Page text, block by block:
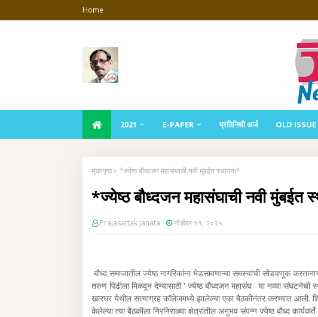
Home
2021 E-PAPER प्रतिनिधी अर्ज OLD ISSUE
मुख्यपृष्ठ *ज्येष्ठ बौध्दजन महासंघाची नवी मुंबईत स्थापना*
*ज्येष्ठ बौध्दजन महासंघाची नवी मुंबईत
Prajasattak Janata नोव्हेंबर ११, २०२५
बौध्द समाजातील ज्येष्ठ नागरिकांना भेडसावणाऱ्या समस्यांची सोडवणूक
तरुण पिढीला मिळवून देण्यासाठी ' ज्येष्ठ बौध्दजन महासंघ ' या नव्या संघटनेची
खारघर येथील सत्याग्रह कॉलेजमध्ये झालेल्या एका बैठकीनंतर करण्यात आली.
केलेल्या त्या बैठकीला निरनिराळ्या क्षेत्रांतील अनुभव संपन्न ज्येष्ठ बौध्द